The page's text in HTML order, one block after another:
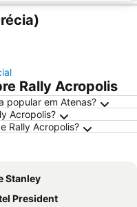
Rally Acropolis
popular em Atenas?
Acropolis?
Rally Acropolis?
Stanley
President